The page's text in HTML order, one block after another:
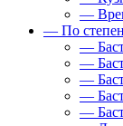
—
— По
—
—
—
—
—